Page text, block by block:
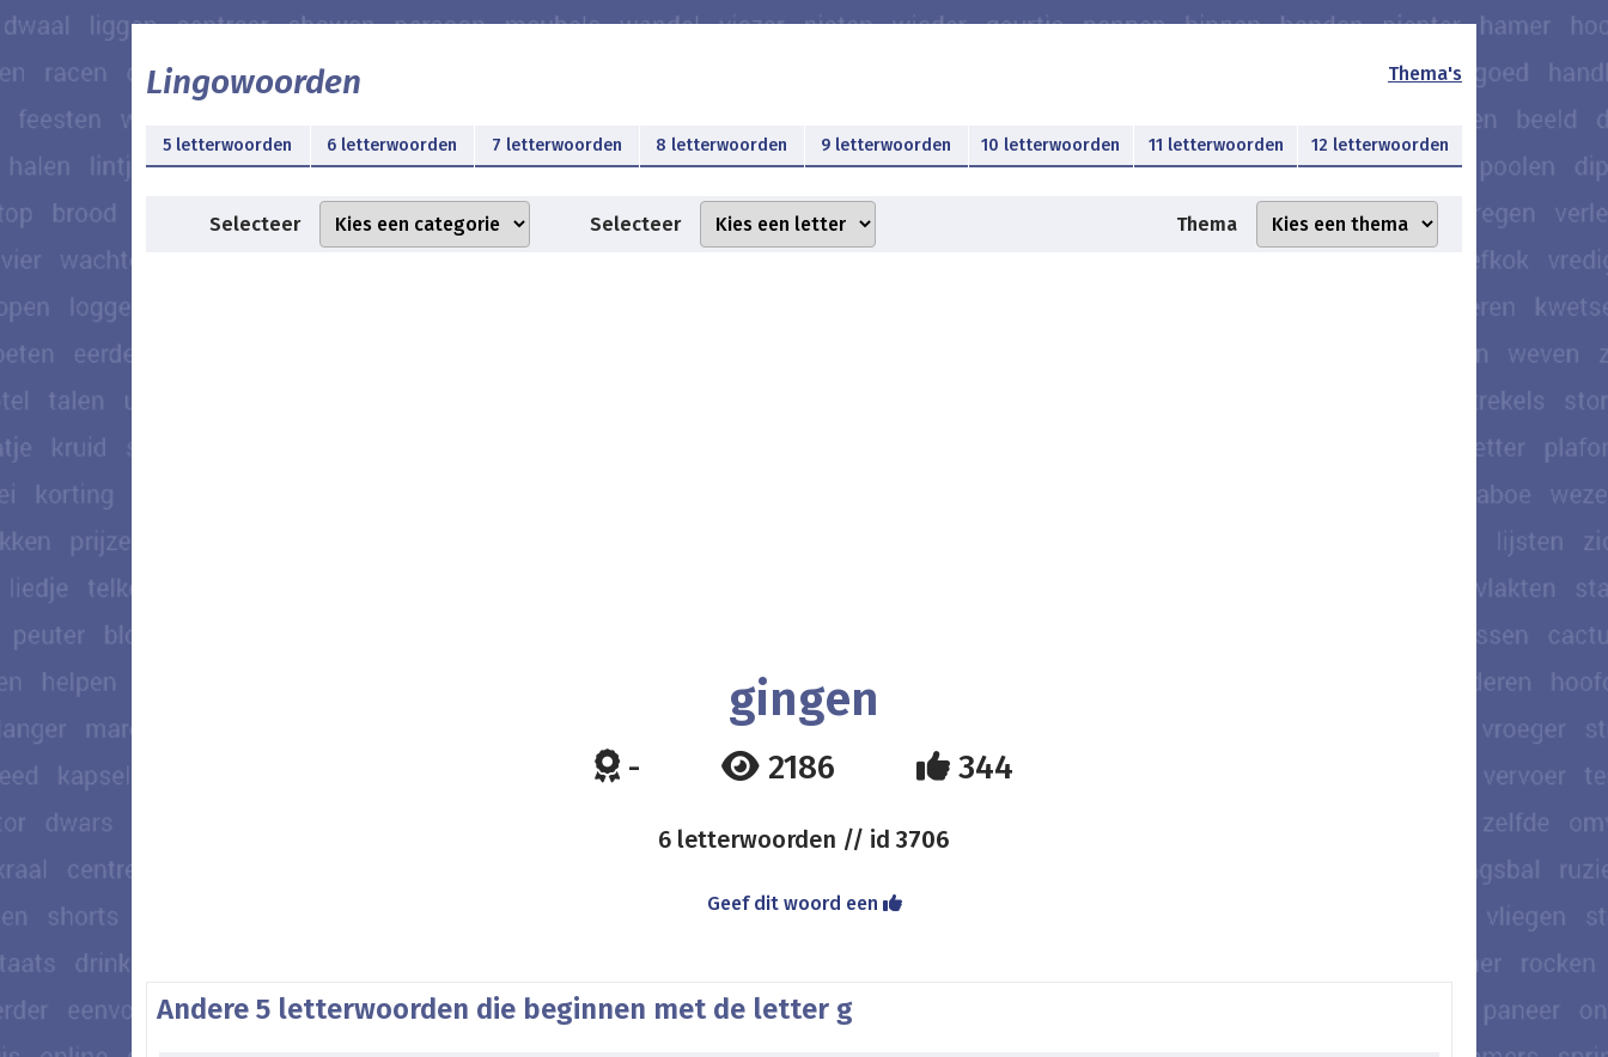
Lingowoorden Thema's
5 letterwoorden 6 letterwoorden 7 letterwoorden 8 letterwoorden 9 letterwoorden 10 letterwoorden 11 letterwoorden 12 letterwoorden
Selecteer Selecteer Thema
gingen
- 2186 344
6 letterwoorden // id 3706
Geef dit woord een
Andere 5 letterwoorden die beginnen met de letter g